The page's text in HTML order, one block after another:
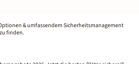
& umfassendem Sicherheitsmanagement
finden.